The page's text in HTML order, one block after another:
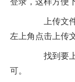
上传文件
左上角点击上传
找到要上
可。